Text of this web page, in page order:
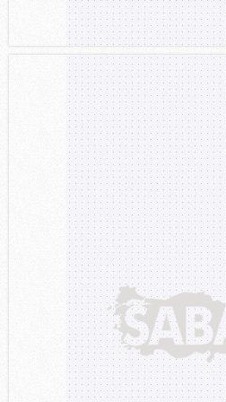
gösterilmeyecektir."
Sizlere daha iyi bir hizmet
Sitemizde kendimize ve üçüncü
kullanılmaktadır. Bu çerezler
verileriniz işlenmekte olup
toplumu hizmetlerinin sunulması
kullanılmaktadır. Diğer çerezler,
kılınması ve kişiselleştirilmesi
reklam/pazarlama faaliyetlerinin
sınırlı olarak açık rızanız
Çerezlere ilişkin tercihlerinizi
vasıtasıyla belirleyebilirsiniz.
için Ayarlar butonuna tıklayabilir,
Metnimiziziyaret edebilirsiniz.
6698 sayılı Kişisel Verilerin
hazırlanmış Aydınlatma